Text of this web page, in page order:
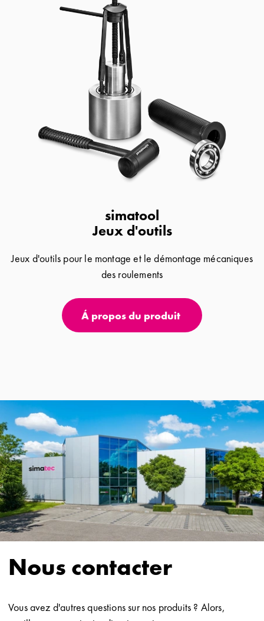
simatool
Jeux d'outils
Jeux d'outils pour le montage et le démontage mécaniques
des roulements
Á propos du produit
Nous contacter
Vous avez d'autres questions sur nos produits ? Alors,